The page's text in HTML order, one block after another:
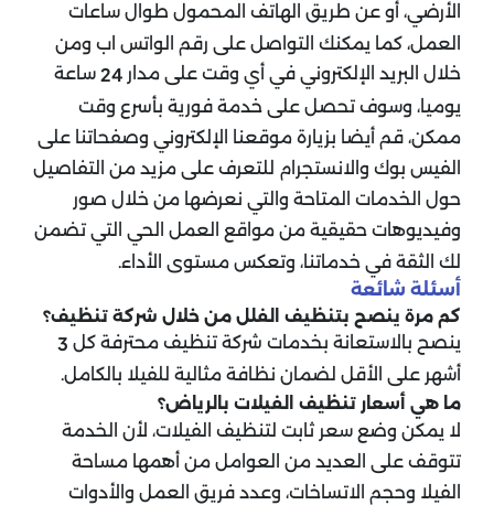
الأرضي، أو عن طريق الهاتف المحمول طوال ساعات
العمل، كما يمكنك التواصل على رقم الواتس اب ومن
خلال البريد الإلكتروني في أي وقت على مدار 24 ساعة
يوميا، وسوف تحصل على خدمة فورية بأسرع وقت
ممكن، قم أيضا بزيارة موقعنا الإلكتروني وصفحاتنا على
الفيس بوك والانستجرام للتعرف على مزيد من التفاصيل
حول الخدمات المتاحة والتي نعرضها من خلال صور
وفيديوهات حقيقية من مواقع العمل الحي التي تضمن
لك الثقة في خدماتنا، وتعكس مستوى الأداء.
أسئلة شائعة
كم مرة ينصح بتنظيف الفلل من خلال شركة تنظيف؟
ينصح بالاستعانة بخدمات شركة تنظيف محترفة كل 3
أشهر على الأقل لضمان نظافة مثالية للفيلا بالكامل.
ما هي أسعار تنظيف الفيلات بالرياض؟
لا يمكن وضع سعر ثابت لتنظيف الفيلات، لأن الخدمة
تتوقف على العديد من العوامل من أهمها مساحة
الفيلا وحجم الاتساخات، وعدد فريق العمل والأدوات